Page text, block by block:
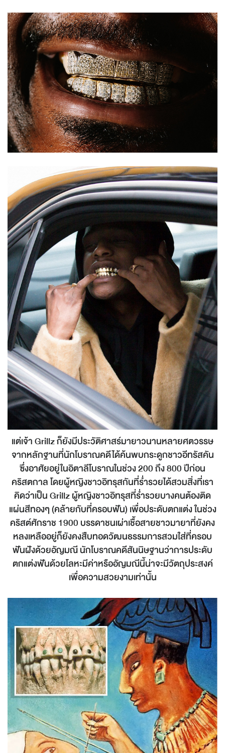
แต่เจ้า Grillz ก็ยังมีประวัติศาสร์มายาวนานหลายศตวรรษ
จากหลักฐานที่นักโบราณคดีได้ค้นพบกระดูกชาวอีทรัสคัน
ซึ่งอาศัยอยู่ในอิตาลีโบราณในช่วง 200 ถึง 800 ปีก่อน
คริสตกาล โดยผู้หญิงชาวอิทรุสกันที่ร่ำรวยได้สวมสิ่งที่เรา
คิดว่าเป็น Grillz ผู้หญิงชาวอิทรุสที่ร่ำรวยบางคนต้องติด
แผ่นสีทองๆ (คล้ายกับที่ครอบฟัน) เพื่อประดับตกแต่ง ในช่วง
คริสต์ศักราช 1900 บรรดาชนเผ่าเชื้อสายชาวมายาที่ยังคง
หลงเหลืออยู่ก็ยังคงสืบทอดวัฒนธรรมการสวมใส่ที่ครอบ
ฟันฝังด้วยอัญมณี นักโบราณคดีสันนิษฐานว่าการประดับ
ตกแต่งฟันด้วยโลหะมีค่าหรืออัญมณีนี้น่าจะมีวัตถุประสงค์
เพื่อความสวยงามเท่านั้น